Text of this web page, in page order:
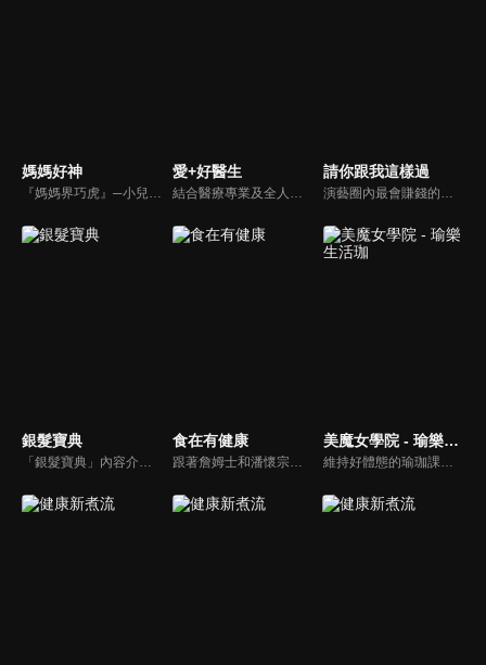
媽媽好神
『媽媽界巧虎』─小兒科醫師黃瑽寧，『國民媽媽』─鍾欣凌，兩人領軍擁有十八般武藝的好神媽媽團，為全台媽媽們發聲，所有育兒新知，家庭秘辛，全家大小健康，都會在《媽媽好神》一一解惑！
愛+好醫生
結合醫療專業及全人關懷的新型態節目，主持人黃瑽寧醫師親訪家庭，跨領域醫療顧問團全方位檢視，提供最完整、實用和正確的資訊來守護孩子的健康。
請你跟我這樣過
演藝圈內最會賺錢的侯昌明，以親身經歷教你理財；採訪經歷豐沛的黃文華，把所見所聞通通報你哉。不論是理財知識、兩性問題、生活資訊，完全貼近市井小民的所需所求，保證讓你生活過更好！
銀髮寶典
「銀髮寶典」內容介紹銀髮族相關的醫療知識，讓爺爺奶奶們能了解銀髮族常見的疾病、或是身體常遇到的問題，並邀請專業的醫師上節目解答，詳細深入且淺顯易懂的方式講述給各位爺爺奶奶們。為銀髮族的身體健康預防把關，讓爺爺奶奶能有一個樂活的退休生活。
食在有健康
跟著詹姆士和潘懷宗博士就能輕鬆學料理！只是品嚐美食之餘，身體健康也要懂得把關，每集都會傳授生活健康資訊，破除一般飲食迷思，讓大家吃得美味、活得健康！
美魔女學院 - 瑜樂生活珈
維持好體態的瑜珈課程，有著豐富的瑜珈姿勢，伸展筋骨舒緩全身疲勞，緊緻肌肉線條，不只能雕塑美美的身材也能夠讓身心靈都暢快健康，跟上我們的腳步一起踏上瑜樂生活珈，輕鬆好上手，快樂享瘦！